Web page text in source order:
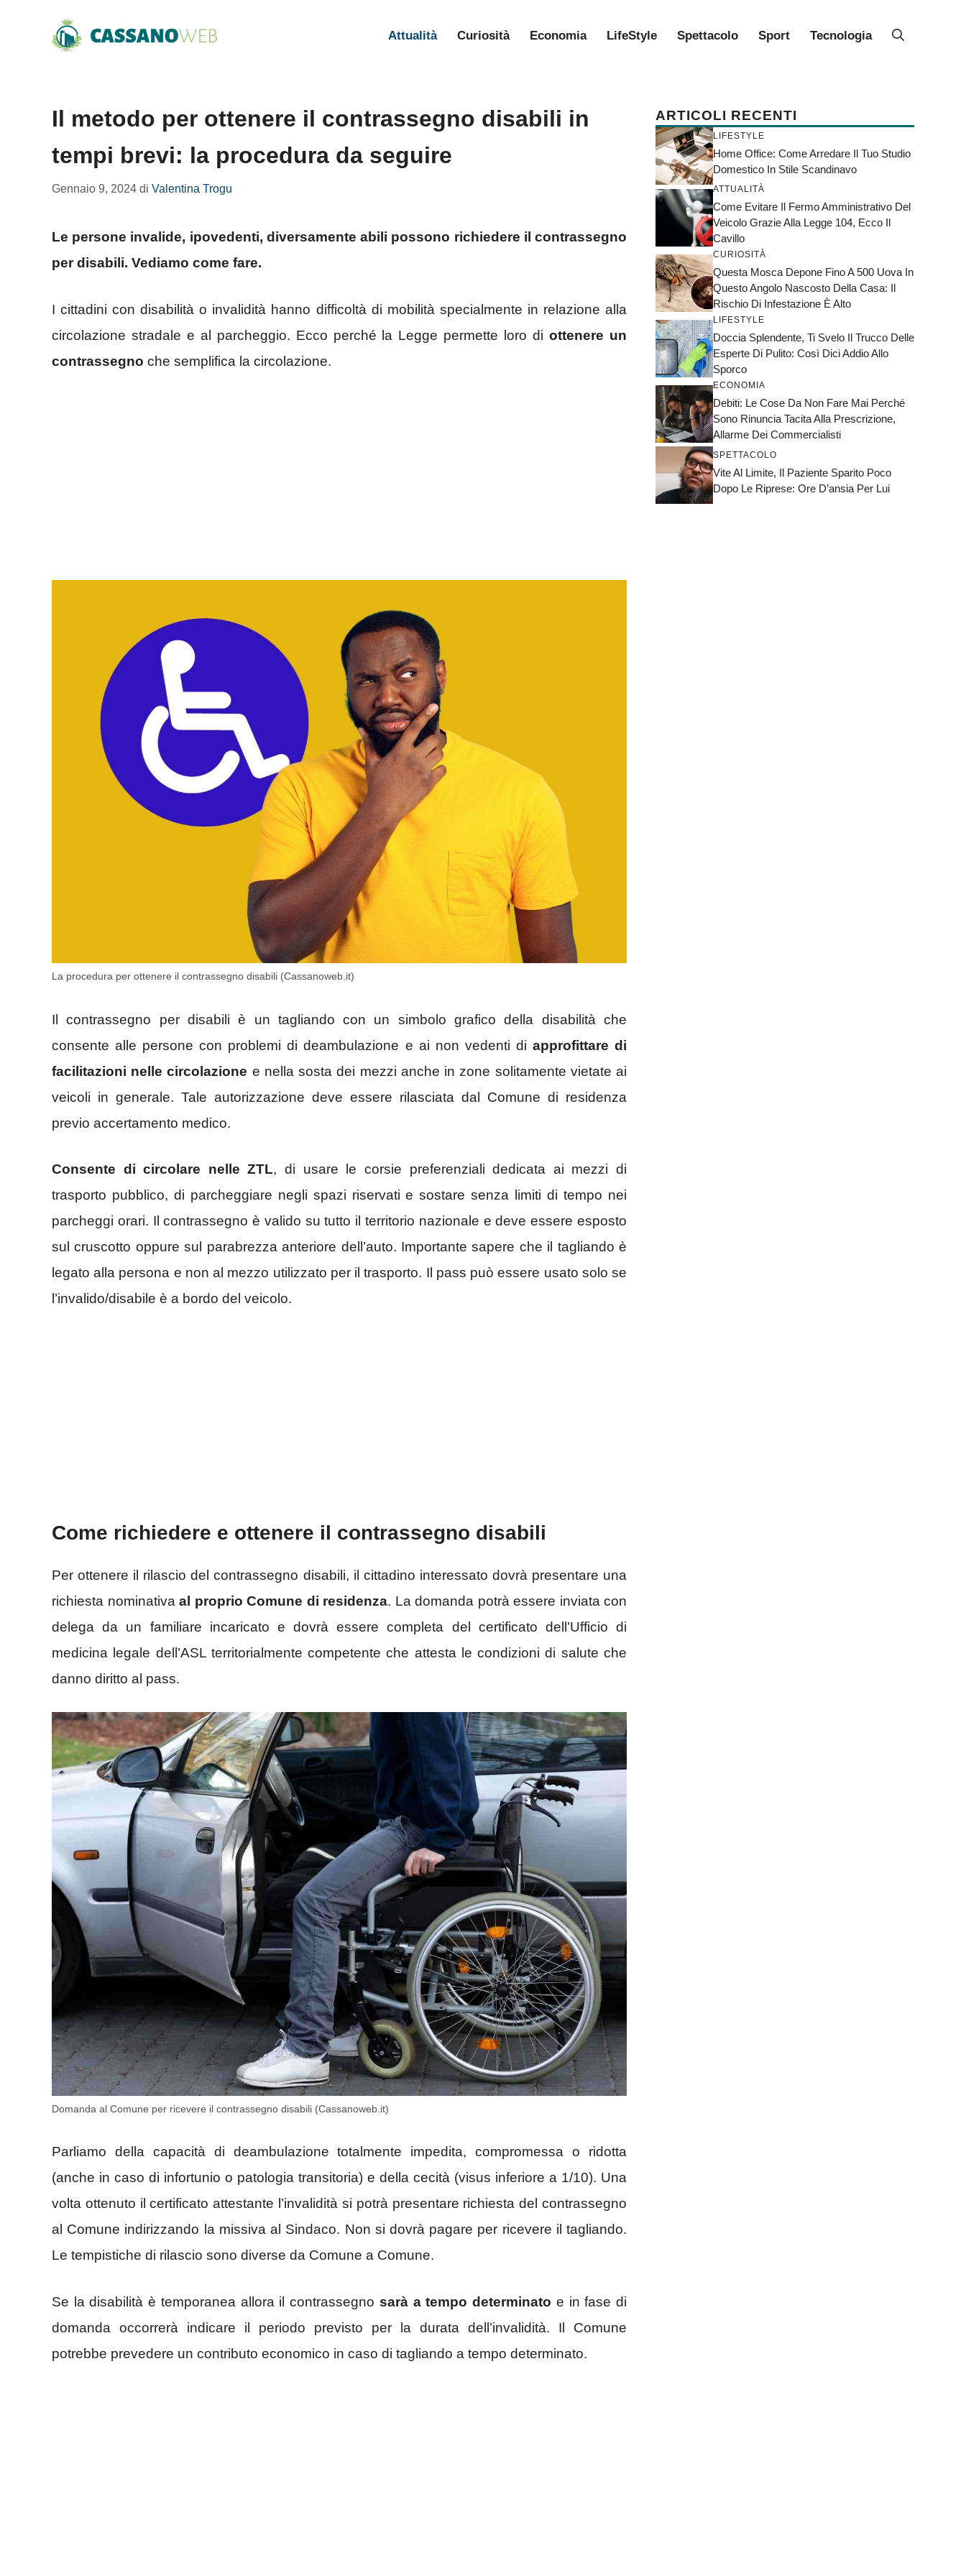
Attualità Curiosità Economia LifeStyle Spettacolo Sport Tecnologia
Il metodo per ottenere il contrassegno disabili in
tempi brevi: la procedura da seguire
Gennaio 9, 2024 di Valentina Trogu
Le persone invalide, ipovedenti, diversamente abili possono richiedere il contrassegno
per disabili. Vediamo come fare.
I cittadini con disabilità o invalidità hanno difficoltà di mobilità specialmente in relazione alla
circolazione stradale e al parcheggio. Ecco perché la Legge permette loro diottenere un
contrassegno che semplifica la circolazione.
La procedura per ottenere il contrassegno disabili (Cassanoweb.it)
Il contrassegno per disabili è un tagliando con un simbolo grafico della disabilità che
consente alle persone con problemi di deambulazione e ai non vedenti di approfittare di
facilitazioni nelle circolazione e nella sosta dei mezzi anche in zone solitamente vietate ai
veicoli in generale. Tale autorizzazione deve essere rilasciata dal Comune di residenza
previo accertamento medico.
Consente di circolare nelle ZTL, di usare le corsie preferenziali dedicata ai mezzi di
trasporto pubblico, di parcheggiare negli spazi riservati e sostare senza limiti di tempo nei
parcheggi orari. Il contrassegno è valido su tutto il territorio nazionale e deve essere esposto
sul cruscotto oppure sul parabrezza anteriore dell’auto. Importante sapere che il tagliando è
legato alla persona e non al mezzo utilizzato per il trasporto. Il pass può essere usato solo se
l’invalido/disabile è a bordo del veicolo.
Come richiedere e ottenere il contrassegno disabili
Per ottenere il rilascio del contrassegno disabili, il cittadino interessato dovrà presentare una
richiesta nominativa al proprio Comune di residenza. La domanda potrà essere inviata con
delega da un familiare incaricato e dovrà essere completa del certificato dell’Ufficio di
medicina legale dell’ASL territorialmente competente che attesta le condizioni di salute che
danno diritto al pass.
Domanda al Comune per ricevere il contrassegno disabili (Cassanoweb.it)
Parliamo della capacità di deambulazione totalmente impedita, compromessa o ridotta
(anche in caso di infortunio o patologia transitoria) e della cecità (visus inferiore a 1/10). Una
volta ottenuto il certificato attestante l’invalidità si potrà presentare richiesta del contrassegno
al Comune indirizzando la missiva al Sindaco. Non si dovrà pagare per ricevere il tagliando.
Le tempistiche di rilascio sono diverse da Comune a Comune.
Se la disabilità è temporanea allora il contrassegno sarà a tempo determinato e in fase di
domanda occorrerà indicare il periodo previsto per la durata dell’invalidità. Il Comune
potrebbe prevedere un contributo economico in caso di tagliando a tempo determinato.
ARTICOLI RECENTI
LIFESTYLE
Home Office: Come Arredare Il Tuo Studio
Domestico In Stile Scandinavo
ATTUALITÀ
Come Evitare Il Fermo Amministrativo Del
Veicolo Grazie Alla Legge 104, Ecco Il
Cavillo
CURIOSITÀ
Questa Mosca Depone Fino A 500 Uova In
Questo Angolo Nascosto Della Casa: Il
Rischio Di Infestazione È Alto
LIFESTYLE
Doccia Splendente, Ti Svelo Il Trucco Delle
Esperte Di Pulito: Così Dici Addio Allo
Sporco
ECONOMIA
Debiti: Le Cose Da Non Fare Mai Perché
Sono Rinuncia Tacita Alla Prescrizione,
Allarme Dei Commercialisti
SPETTACOLO
Vite Al Limite, Il Paziente Sparito Poco
Dopo Le Riprese: Ore D’ansia Per Lui